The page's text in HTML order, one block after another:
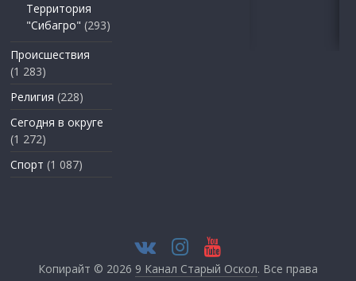
Территория
"Сибагро" (293)
Происшествия
(1 283)
Религия (228)
Сегодня в округе
(1 272)
Спорт (1 087)
Копирайт © 2026 9 Канал Старый Оскол. Все права